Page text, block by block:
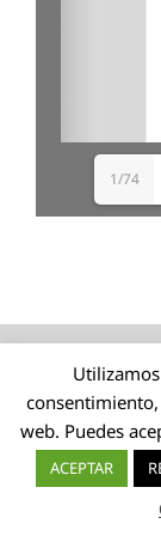
1/74
web. Puedes
ACEPTAR